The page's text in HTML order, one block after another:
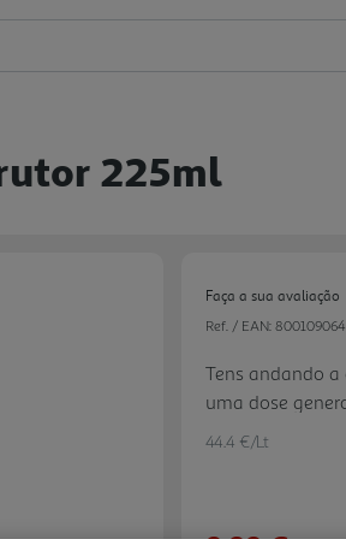
225ml
Faça a sua avaliação
Ref. / EAN:
Tens andando a
uma dose
voltar a dar
44.4 €/Lt